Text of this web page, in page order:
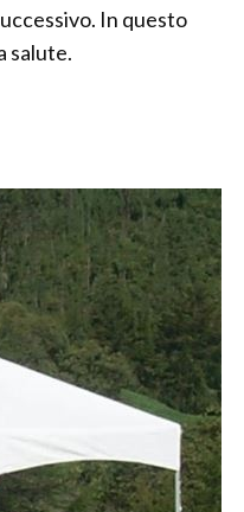
In questo
salute.